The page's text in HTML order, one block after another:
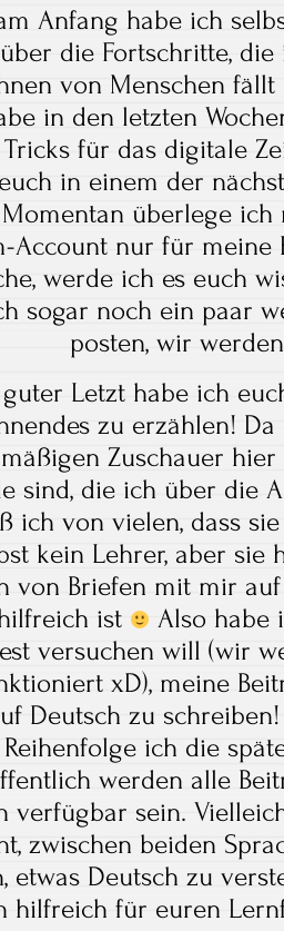
Anfang habe ich
die Fortschritte,
von Menschen
in den letzten
für das digitale
in einem der
überlege
Account nur für meine
werde ich es euch
sogar noch ein paar
posten, wir
Letzt habe ich
zu erzählen!
Zuschauer
sind, die ich über die
ich von vielen, dass
kein Lehrer, aber sie
von Briefen mit mir
ist
Also habe
versuchen will (wir
xD), meine
Deutsch zu
ich die
werden alle
verfügbar sein.
zwischen beiden
etwas Deutsch zu
hilfreich für euren